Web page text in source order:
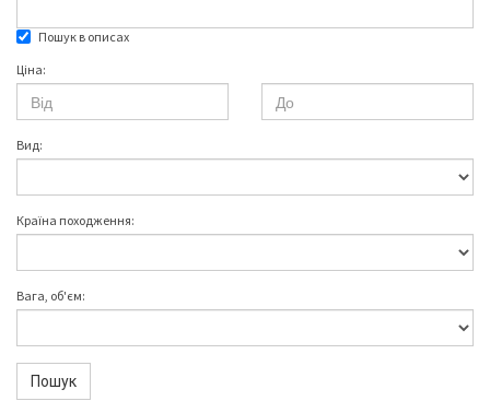
Пошук в описах
Ціна:
Вид:
Країна походження:
Вага, об'єм:
Пошук